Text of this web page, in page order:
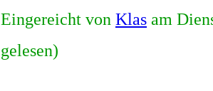
Eingereicht von Klas am
gelesen)